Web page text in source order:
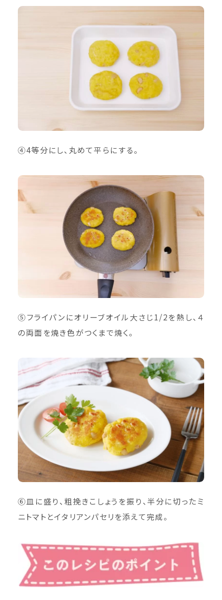
④4等分にし、丸めて平らにする。
⑤フライパンにオリーブオイル大さじ1/2を熱し、４
の両面を焼き色がつくまで焼く。
⑥皿に盛り、粗挽きこしょうを振り、半分に切ったミ
ニトマトとイタリアンパセリを添えて完成。